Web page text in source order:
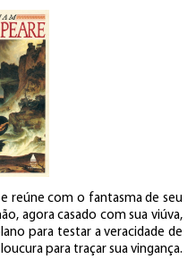
reúne com o fantasma de seu
agora casado com sua viúva,
para testar a veracidade de
para traçar sua vingança.